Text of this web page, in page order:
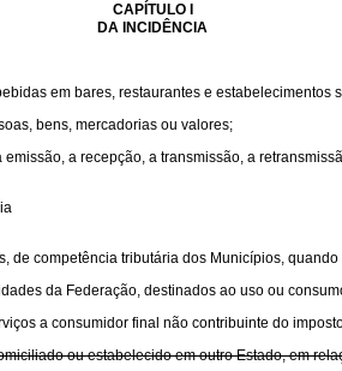
CAPÍTULO I
DA INCIDÊNCIA
em bares, restaurantes e estabelecimentos
bens, mercadorias ou valores;
a recepção, a transmissão, a
competência tributária dos Municípios,
da Federação, destinados ao uso ou
a consumidor final não contribuinte do
ou estabelecido em outro Estado, em